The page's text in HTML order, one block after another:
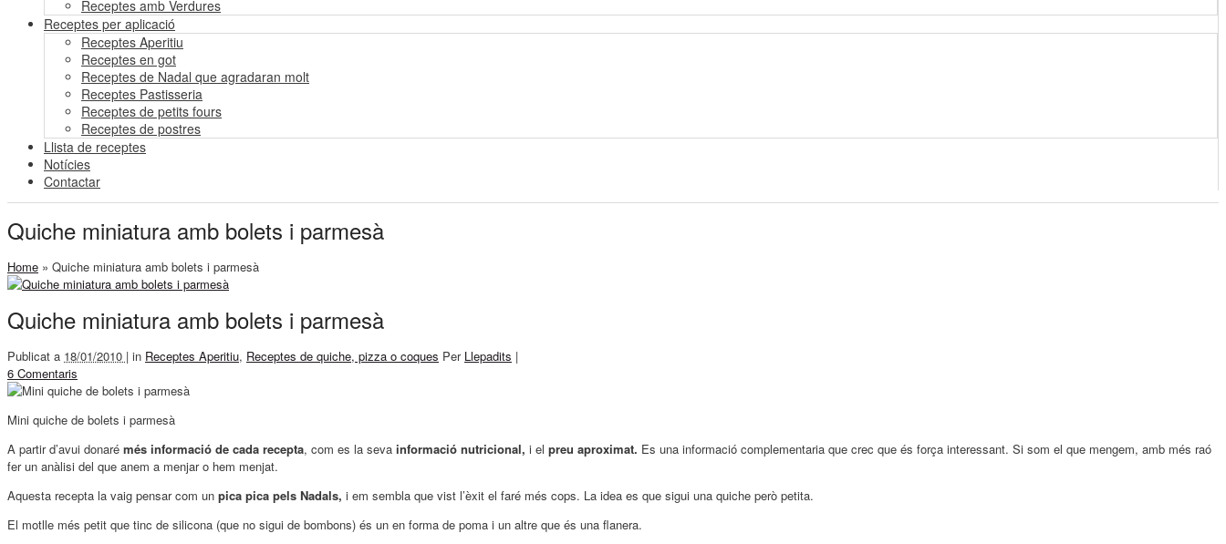
Receptes amb Verdures
Receptes per aplicació
Receptes Aperitiu
Receptes en got
Receptes de Nadal que agradaran molt
Receptes Pastisseria
Receptes de petits fours
Receptes de postres
Llista de receptes
Notícies
Contactar
Quiche miniatura amb bolets i parmesà
Home » Quiche miniatura amb bolets i parmesà
Quiche miniatura amb bolets i parmesà
Publicat a 18/01/2010 | in Receptes Aperitiu, Receptes de quiche, pizza o coques Per Llepadits |
6 Comentaris
Mini quiche de bolets i parmesà
A partir d’avui donaré més informació de cada recepta, com es la seva informació nutricional, i el preu aproximat. Es una informació complementaria que crec que és força interessant. Si som el que mengem, amb més raó
fer un anàlisi del que anem a menjar o hem menjat.
Aquesta recepta la vaig pensar com un pica pica pels Nadals, i em sembla que vist l’èxit el faré més cops. La idea es que sigui una quiche però petita.
El motlle més petit que tinc de silicona (que no sigui de bombons) és un en forma de poma i un altre que és una flanera.